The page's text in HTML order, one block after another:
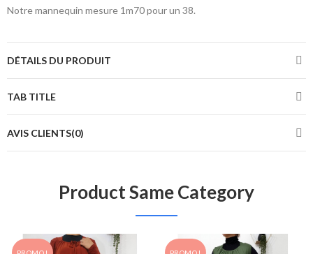
Notre mannequin mesure 1m70 pour un 38.
DÉTAILS DU PRODUIT
TAB TITLE
AVIS CLIENTS(0)
Product Same Category